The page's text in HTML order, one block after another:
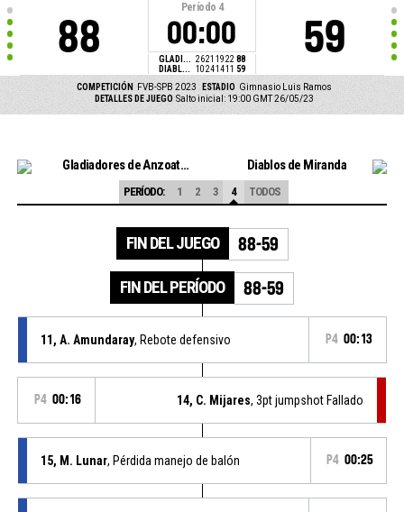
88
Período 4
00:00
GLADI... 2621 19 22 88
DIABL...
10241411 59
59
COMPETICIÓN FVB-SPB 2023 ESTADIO Gimnasio Luis Ramos
DETALLES DE JUEGO Salto inicial: 19:00 GMT 26/05/23
Gladiadores de Anzoategui Diablos de Miranda
PERÍODO: 1 2 3 4 TODOS
FIN DEL JUEGO 88-59
FIN DEL PERÍODO 88-59
11, A. Amundaray, Rebote defensivo P4 00:13
P4 00:16 14, C. Mijares, 3pt jumpshot Fallado
15, M. Lunar, Pérdida manejo de balón P4 00:25